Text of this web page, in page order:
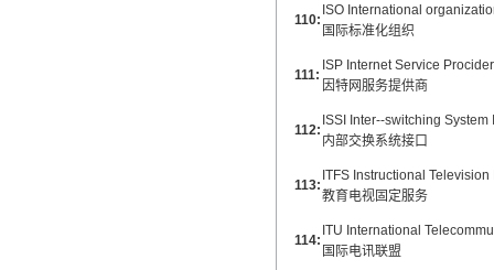
110:
ISO International
国际标准化组织
111:
ISP Internet Service Procider
因特网服务提供商
112:
ISSI Inter--switching System
内部交换系统接口
113:
ITFS Instructional
教育电视固定服务
114:
ITU International
国际电讯联盟